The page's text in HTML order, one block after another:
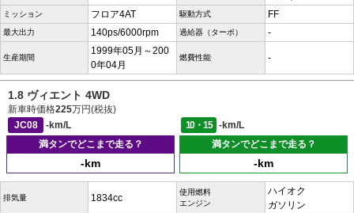
ミッション フロア4AT 駆動方式 FF
最大出力 140ps/6000rpm 過給器（ターボ） -
生産期間
1999年05月～200
0年04月
燃費性能 -
1.8 ヴィエント 4WD
新車時価格225万円(税抜)
JC08
-km/L 10・15
-km/L
満タンでどこまで走る？
-km
満タンでどこまで走る？
-km
排気量 1834cc
使用燃料
エンジン
ハイオク
ガソリン